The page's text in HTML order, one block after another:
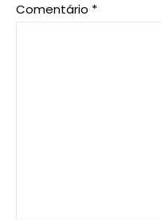
Comentário *